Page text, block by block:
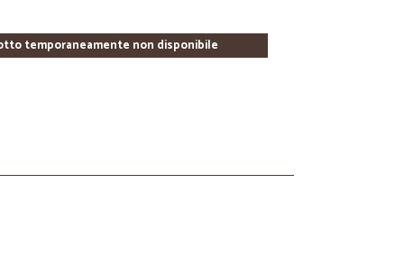
temporaneamente non disponibile